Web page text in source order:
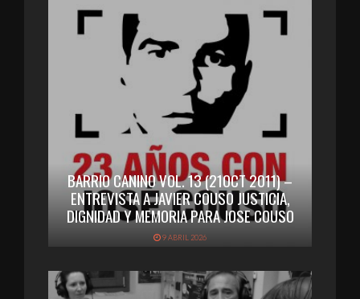
BARRIO CANINO VOL. 13 (21OCT 2011) –
ENTREVISTA A JAVIER COUSO JUSTICIA,
DIGNIDAD Y MEMORIA PARA JOSE COUSO
9 ABRIL 2026